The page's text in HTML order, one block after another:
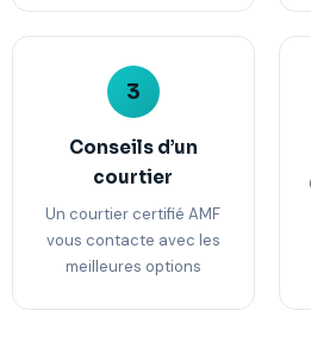
3
Conseils d’un
courtier
Un courtier certifié AMF
vous contacte avec les
meilleures options